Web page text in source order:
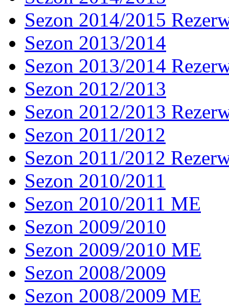
Sezon 2014/2015
Sezon 2013/2014
Sezon 2013/2014
Sezon 2012/2013
Sezon 2012/2013
Sezon 2011/2012
Sezon 2011/2012
Sezon 2010/2011
Sezon 2010/2011 ME
Sezon 2009/2010
Sezon 2009/2010 ME
Sezon 2008/2009
Sezon 2008/2009 ME